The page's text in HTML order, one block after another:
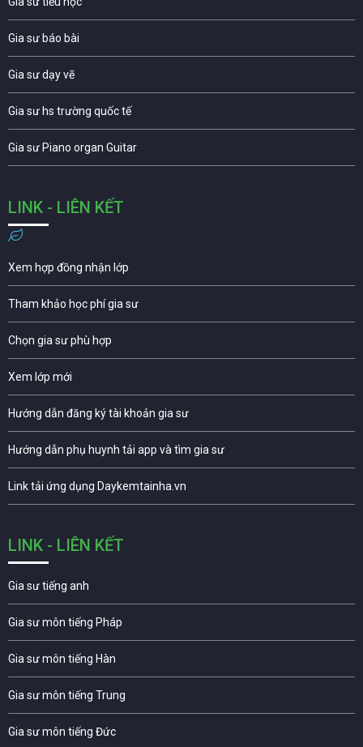
Gia sư báo bài
Gia sư dạy vẽ
Gia sư hs trường quốc tế
Gia sư Piano organ Guitar
LINK - LIÊN KẾT
Xem hợp đồng nhận lớp
Tham khảo học phí gia sư
Chọn gia sư phù hợp
Xem lớp mới
Hướng dẫn đăng ký tài khoản gia sư
Hướng dẫn phụ huynh tải app và tìm gia sư
Link tải ứng dụng Daykemtainha.vn
LINK - LIÊN KẾT
Gia sư tiếng anh
Gia sư môn tiếng Pháp
Gia sư môn tiếng Hàn
Gia sư môn tiếng Trung
Gia sư môn tiếng Đức